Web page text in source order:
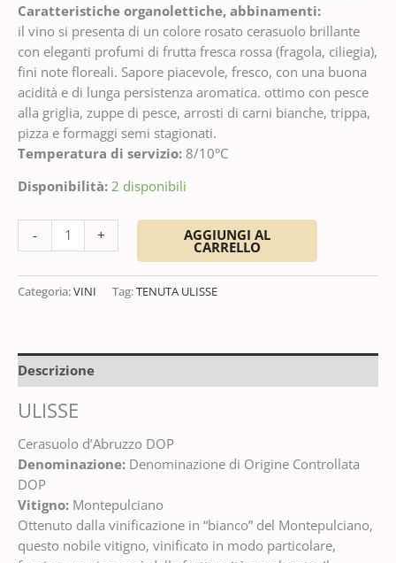
Caratteristiche organolettiche, abbinamenti:
il vino si presenta di un colore rosato cerasuolo brillante
con eleganti profumi di frutta fresca rossa (fragola, ciliegia),
fini note floreali. Sapore piacevole, fresco, con una buona
acidità e di lunga persistenza aromatica. ottimo con pesce
alla griglia, zuppe di pesce, arrosti di carni bianche, trippa,
pizza e formaggi semi stagionati.
Temperatura di servizio: 8/10°C
Disponibilità: 2 disponibili
- + AGGIUNGI AL
CARRELLO
Categoria:VINI Tag:TENUTA ULISSE
Descrizione
ULISSE
Cerasuolo d’Abruzzo DOP
Denominazione: Denominazione di Origine Controllata
DOP
Vitigno: Montepulciano
Ottenuto dalla vinificazione in “bianco” del Montepulciano,
questo nobile vitigno, vinificato in modo particolare,